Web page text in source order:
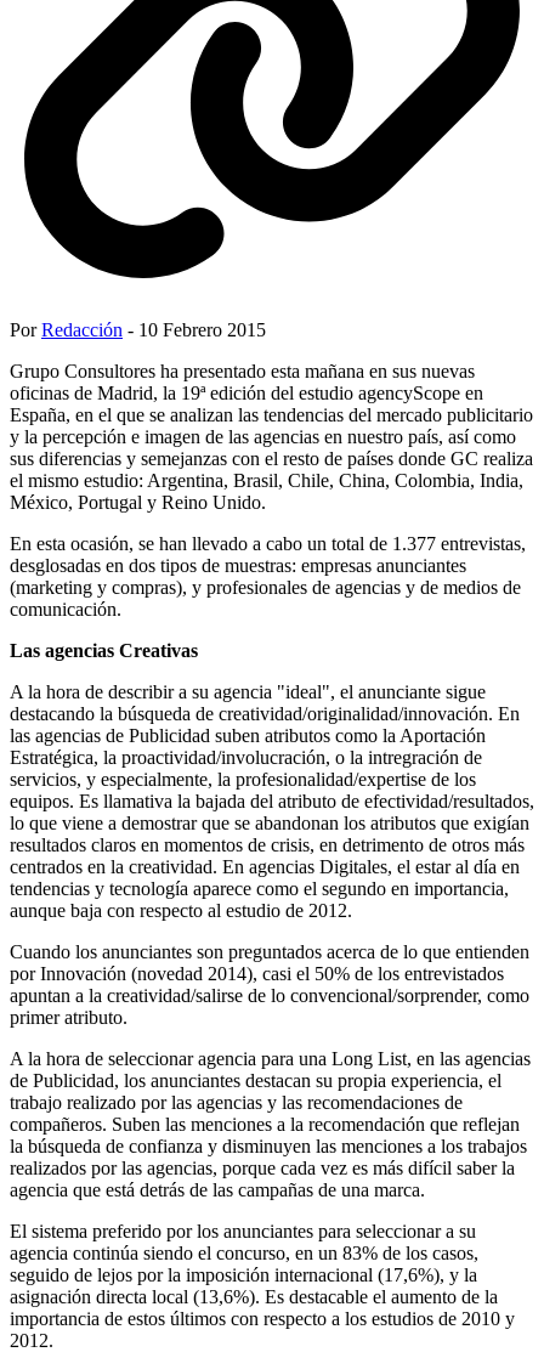
PorRedacción - 10 Febrero 2015
Grupo Consultores ha presentado esta mañana en sus nuevas
oficinas de Madrid, la 19ª edición del estudio agencyScope en
España, en el que se analizan las tendencias del mercado publicitario
y la percepción e imagen de las agencias en nuestro país, así como
sus diferencias y semejanzas con el resto de países donde GC realiza
el mismo estudio: Argentina, Brasil, Chile, China, Colombia, India,
México, Portugal y Reino Unido.
En esta ocasión, se han llevado a cabo un total de 1.377 entrevistas,
desglosadas en dos tipos de muestras: empresas anunciantes
(marketing y compras), y profesionales de agencias y de medios de
comunicación.
Las agencias Creativas
A la hora de describir a su agencia "ideal", el anunciante sigue
destacando la búsqueda de creatividad/originalidad/innovación. En
las agencias de Publicidad suben atributos como la Aportación
Estratégica, la proactividad/involucración, o la intregración de
servicios, y especialmente, la profesionalidad/expertise de los
equipos. Es llamativa la bajada del atributo de efectividad/resultados,
lo que viene a demostrar que se abandonan los atributos que exigían
resultados claros en momentos de crisis, en detrimento de otros más
centrados en la creatividad. En agencias Digitales, el estar al día en
tendencias y tecnología aparece como el segundo en importancia,
aunque baja con respecto al estudio de 2012.
Cuando los anunciantes son preguntados acerca de lo que entienden
por Innovación (novedad 2014), casi el 50% de los entrevistados
apuntan a la creatividad/salirse de lo convencional/sorprender, como
primer atributo.
A la hora de seleccionar agencia para una Long List, en las agencias
de Publicidad, los anunciantes destacan su propia experiencia, el
trabajo realizado por las agencias y las recomendaciones de
compañeros. Suben las menciones a la recomendación que reflejan
la búsqueda de confianza y disminuyen las menciones a los trabajos
realizados por las agencias, porque cada vez es más difícil saber la
agencia que está detrás de las campañas de una marca.
El sistema preferido por los anunciantes para seleccionar a su
agencia continúa siendo el concurso, en un 83% de los casos,
seguido de lejos por la imposición internacional (17,6%), y la
asignación directa local (13,6%). Es destacable el aumento de la
importancia de estos últimos con respecto a los estudios de 2010 y
2012.